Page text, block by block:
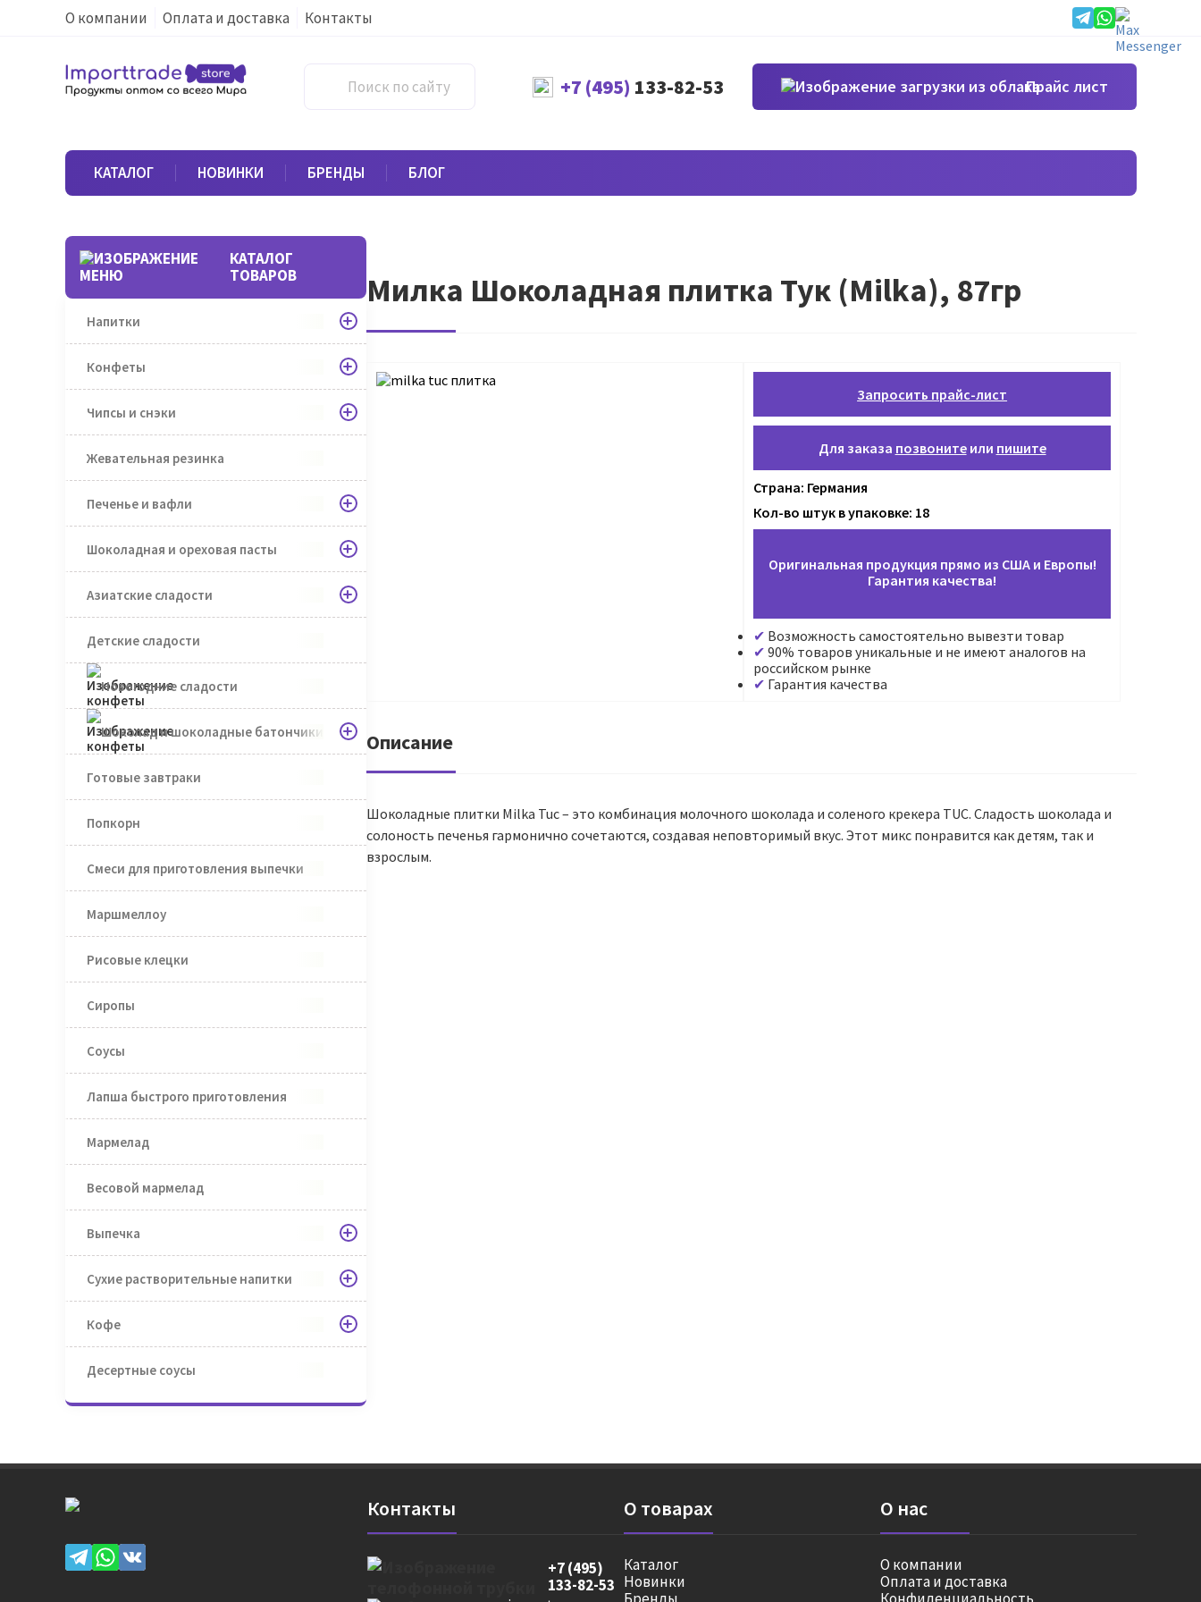
О компании Оплата и доставка Контакты
+7 (495) 133-82-53 Прайс лист
КАТАЛОГ НОВИНКИ БРЕНДЫ БЛОГ
КАТАЛОГ
ТОВАРОВ
Напитки
Конфеты
Чипсы и снэки
Жевательная резинка
Печенье и вафли
Шоколадная и ореховая пасты
Азиатские сладости
Детские сладости
Новогодние сладости
Шоколад и шоколадные батончики
Готовые завтраки
Попкорн
Смеси для приготовления выпечки
Маршмеллоу
Рисовые клецки
Сиропы
Соусы
Лапша быстрого приготовления
Мармелад
Весовой мармелад
Выпечка
Сухие растворительные напитки
Кофе
Десертные соусы
Милка Шоколадная плитка Тук (Milka), 87гр
Запросить прайс-лист
Для заказа позвонитеили пишите
Страна: Германия
Кол-во штук в упаковке: 18
Оригинальная продукция прямо из США и Европы!
Гарантия качества!
Возможность самостоятельно вывезти товар
90% товаров уникальные и не имеют аналогов на
российском рынке
Гарантия качества
Описание
Шоколадные плитки Milka Tuc – это комбинация молочного шоколада и соленого крекера TUC. Сладость шоколада и
солоность печенья гармонично сочетаются, создавая неповторимый вкус. Этот микс понравится как детям, так и
взрослым.
Контакты
+7 (495)
133-82-53
О товарах
Каталог
Новинки
О нас
О компании
Оплата и доставка